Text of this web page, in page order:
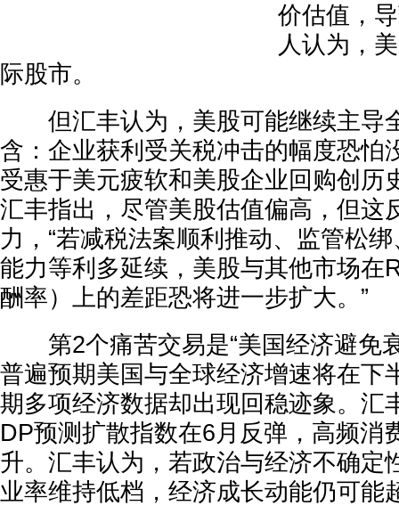
价估值，
人认为，
际股市。
但汇丰认为，美股可能继续主导
含：企业获利受关税冲击的幅度恐怕
受惠于美元疲软和美股企业回购创历
汇丰指出，尽管美股估值偏高，但这
力，“若减税法案顺利推动、监管松
能力等利多延续，美股与其他市场在
酬率）上的差距恐将进一步扩大。”
第2个痛苦交易是“美国经济避免
普遍预期美国与全球经济增速将在下
期多项经济数据却出现回稳迹象。汇
DP预测扩散指数在6月反弹，高频消
升。汇丰认为，若政治与经济不确定
业率维持低档，经济成长动能仍可能